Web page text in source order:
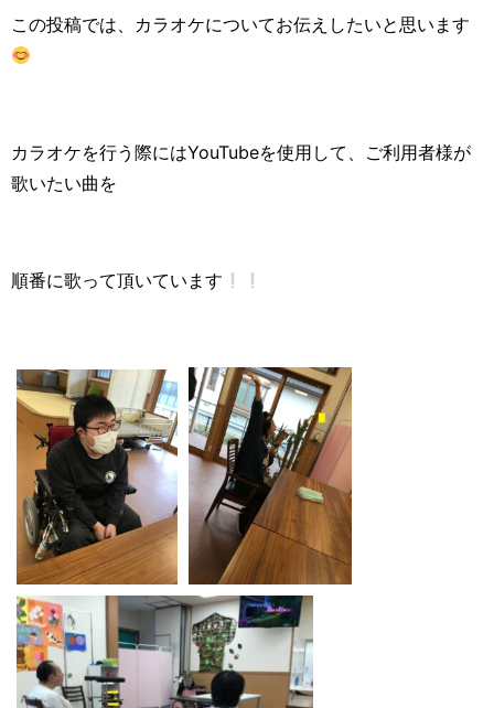
この投稿では、カラオケについてお伝えしたいと思います
カラオケを行う際にはYouTubeを使用して、ご利用者様が
歌いたい曲を
順番に歌って頂いています